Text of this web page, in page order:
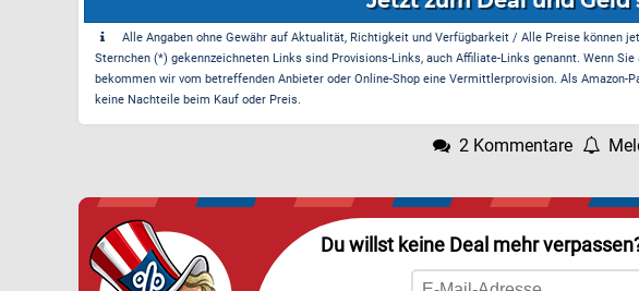
Alle Angaben ohne Gewähr auf Aktualität, Richtigkeit und Verfügbarkeit / Alle Preise können
Sternchen (*) gekennzeichneten Links sind Provisions-Links, auch Affiliate-Links genannt. Wenn
bekommen wir vom betreffenden Anbieter oder Online-Shop eine Vermittlerprovision. Als
keine Nachteile beim Kauf oder Preis.
2 Kommentare
Du willst keine Deal mehr